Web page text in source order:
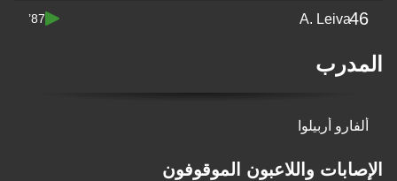
46
A. Leiva
87’
المدرب
ألفارو أربيلوا
الإصابات واللاعبون الموقوفون